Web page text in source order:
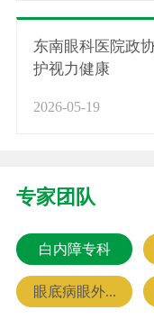
东南眼科医院政
护视力健康
2026-05-19
专家团队
白内障专科
眼底病眼外...